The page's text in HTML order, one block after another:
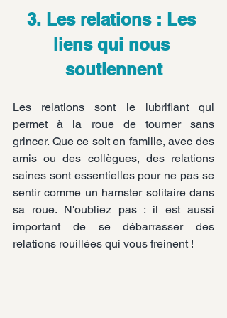
3. Les relations : Les
liens qui nous
soutiennent
Les relations sont le lubrifiant qui
permet à la roue de tourner sans
grincer. Que ce soit en famille, avec des
amis ou des collègues, des relations
saines sont essentielles pour ne pas se
sentir comme un hamster solitaire dans
sa roue. N'oubliez pas : il est aussi
important de se débarrasser des
relations rouillées qui vous freinent !